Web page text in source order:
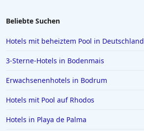
Beliebte Suchen
Hotels mit beheiztem Pool in Deutschland
3-Sterne-Hotels in Bodenmais
Erwachsenenhotels in Bodrum
Hotels mit Pool auf Rhodos
Hotels in Playa de Palma